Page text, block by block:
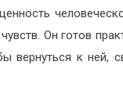
Он готов
вернуться к ней,